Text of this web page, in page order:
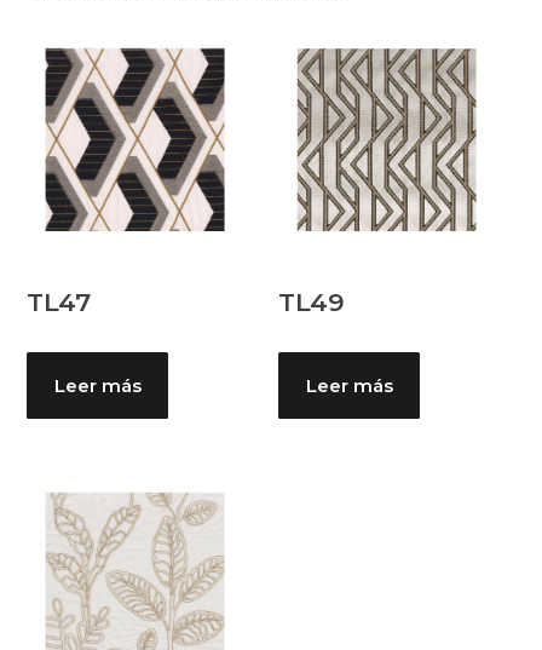
TL47
Leer más
TL49
Leer más